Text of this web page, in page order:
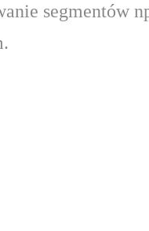
segmentów